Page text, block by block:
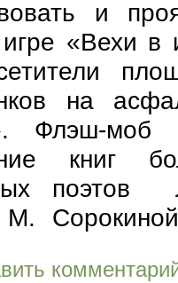
и
игре «Вехи в
на
Флэш-моб
книг
поэтов